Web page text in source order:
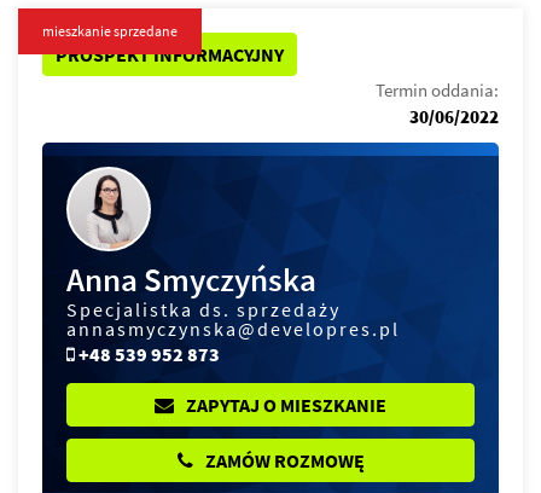
PROSPEKT INFORMACYJNY
mieszkanie sprzedane
Termin oddania:
30/06/2022
Anna Smyczyńska
Specjalistka ds. sprzedaży
annasmyczynska@developres.pl
+48 539 952 873
ZAPYTAJ O MIESZKANIE
ZAMÓW ROZMOWĘ